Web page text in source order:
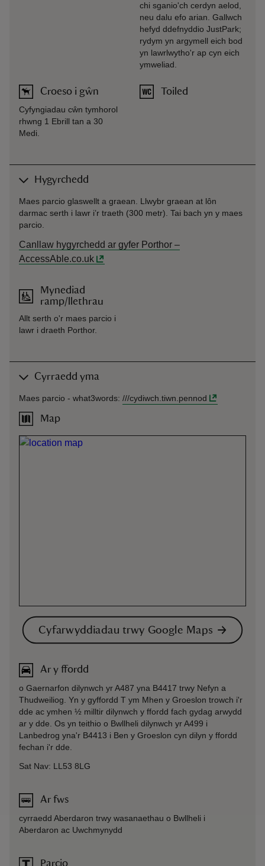
Croeso i gŵn
Cyfyngiadau cŵn tymhorol
rhwng 1 Ebrill tan a 30
Medi.
chi sganio'ch cerdyn aelod,
neu dalu efo arian. Gallwch
hefyd ddefnyddio JustPark;
rydym yn argymell eich bod
yn lawrlwytho'r ap cyn eich
ymweliad.
Toiled
Hygyrchedd
Maes parcio glaswellt a graean. Llwybr graean at lôn
darmac serth i lawr i’r traeth (300 metr). Tai bach yn y maes
parcio.
Canllaw hygyrchedd ar gyfer Porthor –
AccessAble.co.uk
Mynediad
ramp/llethrau
Allt serth o'r maes parcio i
lawr i draeth Porthor.
Cyrraedd yma
Maes parcio - what3words: ///cydiwch.tiwn.pennod
Map
Cyfarwyddiadau trwy Google Maps
Ar y ffordd
o Gaernarfon dilynwch yr A487 yna B4417 trwy Nefyn a
Thudweiliog. Yn y gyffordd T ym Mhen y Groeslon trowch i'r
dde ac ymhen ½ milltir dilynwch y ffordd fach gydag arwydd
ar y dde. Os yn teithio o Bwllheli dilynwch yr A499 i
Lanbedrog yna'r B4413 i Ben y Groeslon cyn dilyn y ffordd
fechan i'r dde.
Sat Nav: LL53 8LG
Ar fws
cyrraedd Aberdaron trwy wasanaethau o Bwllheli i
Aberdaron ac Uwchmynydd
Parcio